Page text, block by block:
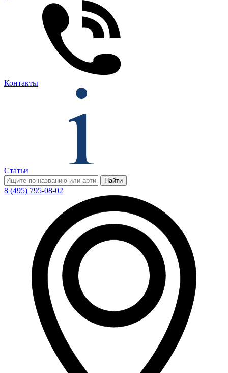
Контакты
Статьи
Найти
8 (495) 795-08-02